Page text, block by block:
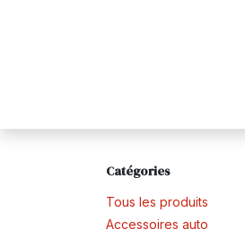
Catégories
Tous les produits
Accessoires auto